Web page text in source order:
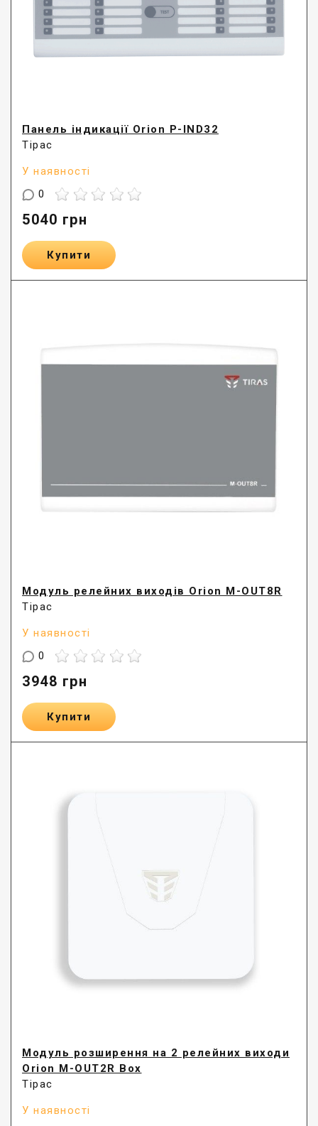
Панель індикації Orion P-IND32
Тірас
У наявності
0
5040 грн
Купити
Модуль релейних виходів Orion M-OUT8R
Тірас
У наявності
0
3948 грн
Купити
Модуль розширення на 2 релейних виходи
Orion M-OUT2R Box
Тірас
У наявності